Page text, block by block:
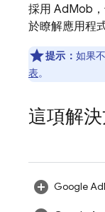
採用 AdMob
於瞭解應用程
提示： 如果
表。
這項解
Google